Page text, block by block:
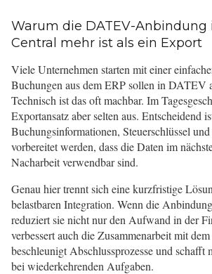
Warum die DATEV-Anbindung
Central mehr ist als ein Export
Viele Unternehmen starten mit einer
Buchungen aus dem ERP sollen in DATEV
Technisch ist das oft machbar. Im
Exportansatz aber selten aus. Entscheidend
Buchungsinformationen, Steuerschlüssel
vorbereitet werden, dass die Daten im
Nacharbeit verwendbar sind.
Genau hier trennt sich eine kurzfristige
belastbaren Integration. Wenn die
reduziert sie nicht nur den Aufwand in der
verbessert auch die Zusammenarbeit mit
beschleunigt Abschlussprozesse und schafft
bei wiederkehrenden Aufgaben.